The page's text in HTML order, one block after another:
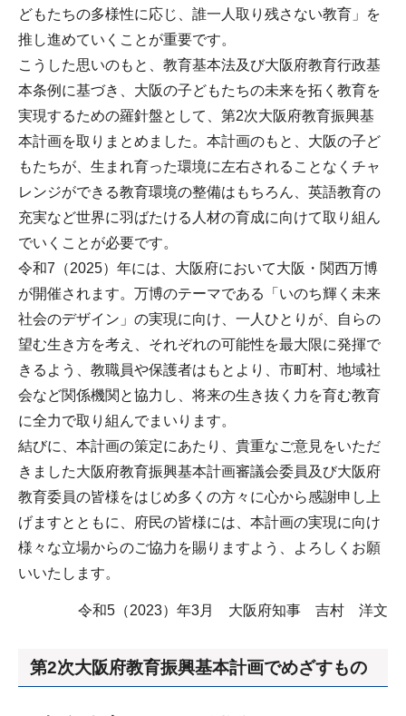
どもたちの多様性に応じ、誰一人取り残さない教育」を
推し進めていくことが重要です。
こうした思いのもと、教育基本法及び大阪府教育行政基
本条例に基づき、大阪の子どもたちの未来を拓く教育を
実現するための羅針盤として、第2次大阪府教育振興基
本計画を取りまとめました。本計画のもと、大阪の子ど
もたちが、生まれ育った環境に左右されることなくチャ
レンジができる教育環境の整備はもちろん、英語教育の
充実など世界に羽ばたける人材の育成に向けて取り組ん
でいくことが必要です。
令和7（2025）年には、大阪府において大阪・関西万博
が開催されます。万博のテーマである「いのち輝く未来
社会のデザイン」の実現に向け、一人ひとりが、自らの
望む生き方を考え、それぞれの可能性を最大限に発揮で
きるよう、教職員や保護者はもとより、市町村、地域社
会など関係機関と協力し、将来の生き抜く力を育む教育
に全力で取り組んでまいります。
結びに、本計画の策定にあたり、貴重なご意見をいただ
きました大阪府教育振興基本計画審議会委員及び大阪府
教育委員の皆様をはじめ多くの方々に心から感謝申し上
げますとともに、府民の皆様には、本計画の実現に向け
様々な立場からのご協力を賜りますよう、よろしくお願
いいたします。
令和5（2023）年3月 大阪府知事 吉村 洋文
第2次大阪府教育振興基本計画でめざすもの